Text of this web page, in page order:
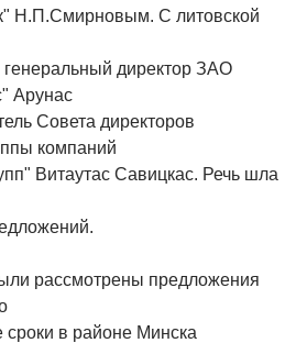
Н.П.Смирновым. С литовской
генеральный директор ЗАО
Арунас
Совета директоров
компаний
Витаутас Савицкас. Речь шла
рассмотрены предложения
сроки в районе Минска